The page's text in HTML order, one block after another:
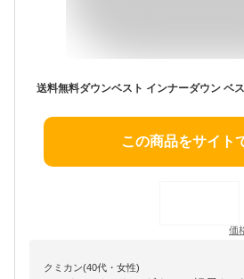
この商品をサイト
価
クミカン(40代・女性)